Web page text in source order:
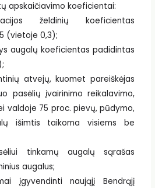
apskaičiavimo koeficientai:
želdinių koeficientas
(vietoje 0,3);
augalų koeficientas padidintas
atvejų, kuomet pareiškėjas
pasėlių įvairinimo reikalavimo,
valdoje 75 proc. pievų, pūdymo,
išimtis taikoma visiems be
tinkamų augalų sąrašas
augalus;
įgyvendinti naująjį Bendrąjį